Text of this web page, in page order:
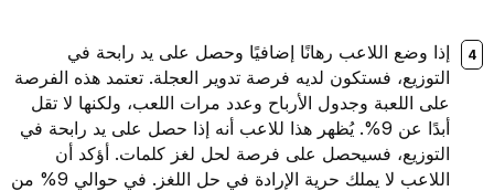
وضع اللاعب رهانًا إضافيًا وحصل على يد رابحة في
فستكون لديه فرصة تدوير العجلة. تعتمد هذه الفرصة
اللعبة وجدول الأرباح وعدد مرات اللعب، ولكنها لا تقل
أبدًا عن 9%. يُظهر هذا للاعب أنه إذا حصل على يد رابحة في
فسيحصل على فرصة لحل لغز كلمات. أؤكد أن
اللاعب لا يملك حرية الإرادة في حل اللغز. في حوالي 9% من